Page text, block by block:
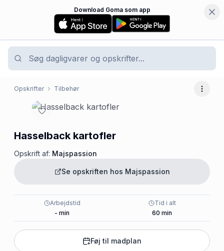
Download Goma som app
Opskrifter Tilbehør Flere
Hasselback kartofler
Opskrift af: Majspassion
Se opskriften hos Majspassion
Arbejdstid
- min
Tid i alt
60 min
Føj til madplan